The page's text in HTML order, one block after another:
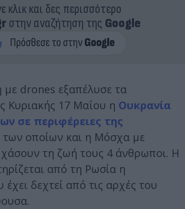
κλικ και δες περισσότερο
στην αναζήτηση της Google
με drones εξαπέλυσε τα
Κυριακής 17 Μαΐου η Ουκρανία
σε περιφέρειες της
των οποίων και η Μόσχα με
τη ζωή τους 4 άνθρωποι. Η
από τη Ρωσία η
δεχτεί από τις αρχές του